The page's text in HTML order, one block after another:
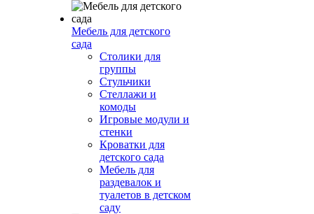
Мебель для детского
сада
Столики для
группы
Стульчики
Стеллажи и
комоды
Игровые модули и
стенки
Кроватки для
детского сада
Мебель для
раздевалок и
туалетов в детском
саду